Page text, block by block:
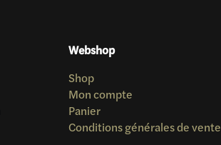
Webshop
Shop
Mon compte
Panier
Conditions générales de vente